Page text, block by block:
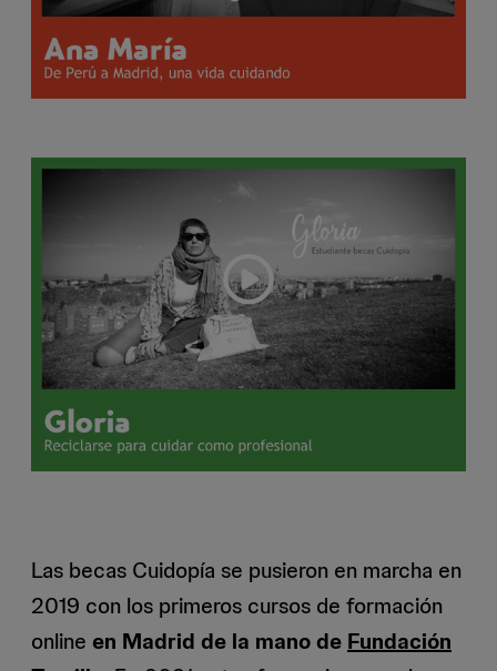
Las becas Cuidopía se pusieron en marcha en
2019 con los primeros cursos de formación
online en Madrid de la mano de Fundación